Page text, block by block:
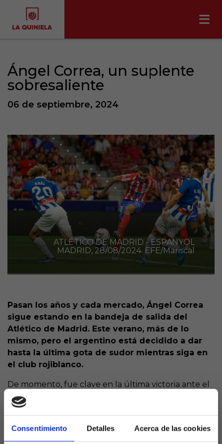
Consentimiento Detalles Acerca de las cookies
Ángel Correa, un suplente
sobresaliente
06 de septiembre, 2024
ATLÉTICO DE MADRID - ESPANYOL
MADRID, 28/08/2024. EFE/Mariscal
Pasan los años y cada mercado, Ángel Correa
sigue estando en la bandeja de salida del
Atlético de Madrid. Este verano, más de lo
mismo, pero el argentino está decidido a dar
hasta la última gota de sudor mientras siga en
el club rojiblanco.
De momento, fue clave en la última victoria ante el
Athletic consiguiendo el gol para los del Cholo, y eso
que este año aún suma más competencia con
Décima temporada de rojiblanco para el rosarino,